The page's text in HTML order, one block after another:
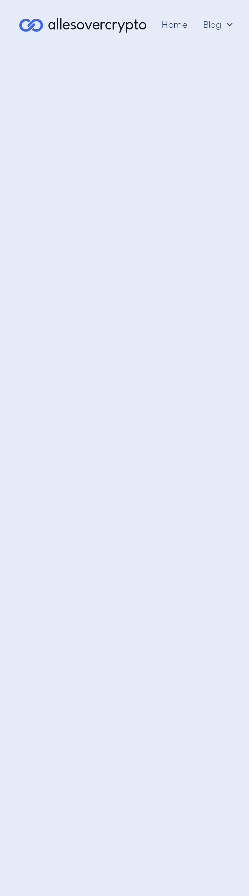
Home Blog 